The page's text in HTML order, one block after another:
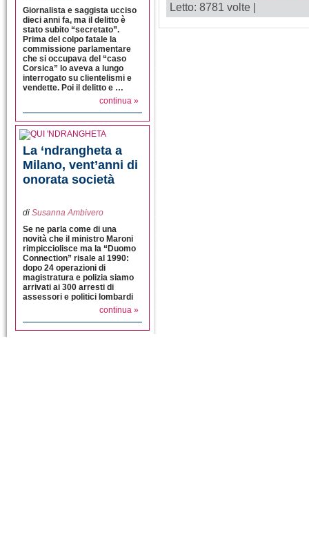
Giornalista e saggista ucciso
dieci anni fa, ma il delitto è
stato subito “secretato”.
Prima del colpo fatale la
commissione parlamentare
che si occupava del “caso
Corsica” lo aveva a lungo
interrogato su clientelismi e
vendette. Poi il delitto e …
continua »
La ‘ndrangheta a
Milano, vent’anni di
onorata società
di Susanna Ambivero
Se ne parla come di una
novità che il ministro Maroni
rimpicciolisce ma la “Duomo
Connection” risale al 1990:
dopo 24 operazioni di
magistratura e polizia siamo
arrivati ai 300 arresti di
assessori e politici lombardi
continua »
Letto: 8781 volte |